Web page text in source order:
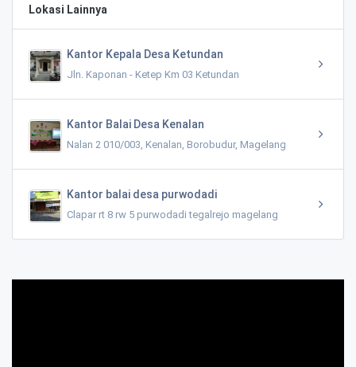
Lokasi Lainnya
Kantor Kepala Desa Ketundan
Jln. Kaponan - Ketep Km 03 Ketundan
Kantor Balai Desa Kenalan
Nalan 2 010/003, Kenalan, Borobudur, Magelang
Kantor balai desa purwodadi
Clapar rt 8 rw 5 purwodadi tegalrejo magelang